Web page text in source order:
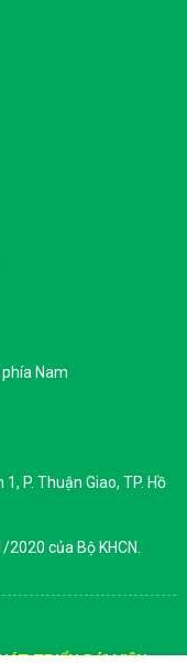
Nam
P. Thuận Giao, TP. Hồ
của Bộ KHCN.